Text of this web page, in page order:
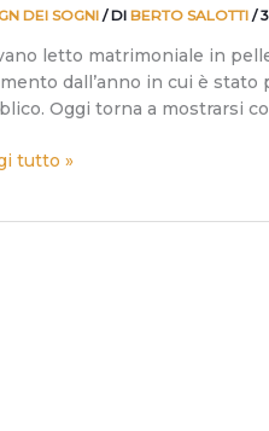
DEI SOGNI/ DI BERTO SALOTTI /
letto matrimoniale in
dall’anno in cui è
Oggi torna a mostrarsi
tutto »